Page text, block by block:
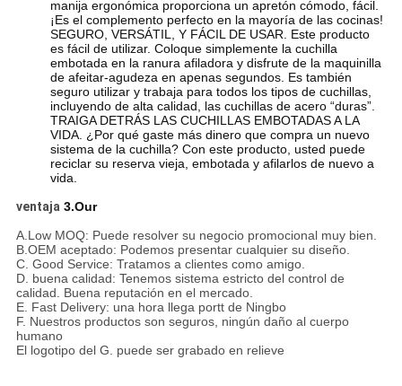
manija ergonómica proporciona un apretón cómodo, fácil.
¡Es el complemento perfecto en la mayoría de las cocinas!
SEGURO, VERSÁTIL, Y FÁCIL DE USAR. Este producto
es fácil de utilizar. Coloque simplemente la cuchilla
embotada en la ranura afiladora y disfrute de la maquinilla
de afeitar-agudeza en apenas segundos. Es también
seguro utilizar y trabaja para todos los tipos de cuchillas,
incluyendo de alta calidad, las cuchillas de acero “duras”.
TRAIGA DETRÁS LAS CUCHILLAS EMBOTADAS A LA
VIDA. ¿Por qué gaste más dinero que compra un nuevo
sistema de la cuchilla? Con este producto, usted puede
reciclar su reserva vieja, embotada y afilarlos de nuevo a
vida.
ventaja 3.Our
A.Low MOQ: Puede resolver su negocio promocional muy bien.
B.OEM aceptado: Podemos presentar cualquier su diseño.
C. Good Service: Tratamos a clientes como amigo.
D. buena calidad: Tenemos sistema estricto del control de
calidad. Buena reputación en el mercado.
E. Fast Delivery: una hora llega portt de Ningbo
F. Nuestros productos son seguros, ningún daño al cuerpo
humano
El logotipo del G. puede ser grabado en relieve